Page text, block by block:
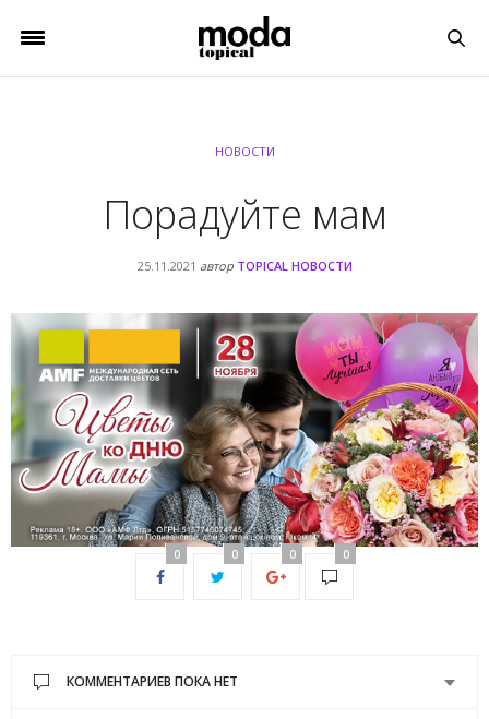
НОВОСТИ
Порадуйте мам
25.11.2021 автор TOPICAL НОВОСТИ
0 0 0 0
КОММЕНТАРИЕВ ПОКА НЕТ